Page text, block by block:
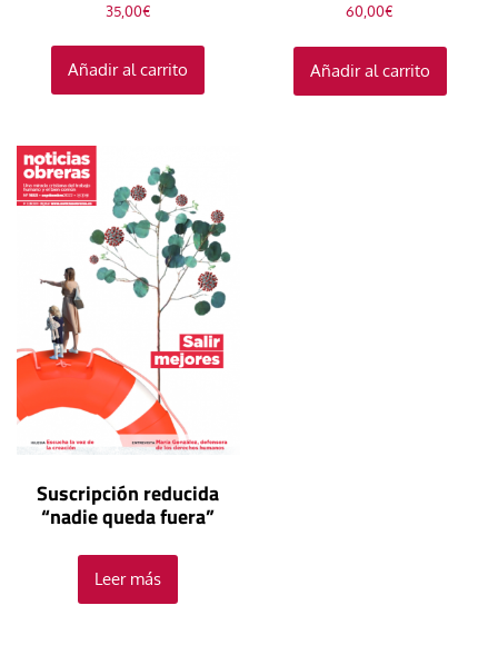
35,00€
Añadir al carrito
60,00€
Añadir al carrito
Suscripción reducida
“nadie queda fuera”
Leer más